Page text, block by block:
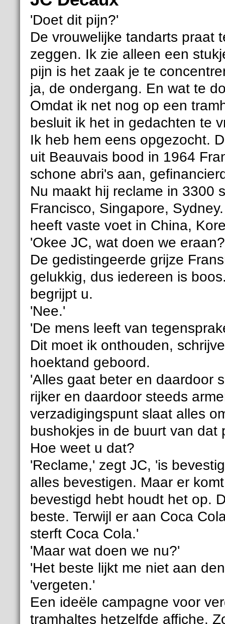
'Doet dit pijn?'
De vrouwelijke tandarts praat
zeggen. Ik zie alleen een
pijn is het zaak je te
ja, de ondergang. En wat te
Omdat ik net nog op een
besluit ik het in gedachten te
Ik heb hem eens opgezocht.
uit Beauvais bood in 1964
schone abri's aan,
Nu maakt hij reclame in 3300
Francisco, Singapore,
heeft vaste voet in China,
'Okee JC, wat doen we
De gedistingeerde grijze
gelukkig, dus iedereen is
begrijpt u.
'Nee.'
'De mens leeft van
Dit moet ik onthouden,
hoektand geboord.
'Alles gaat beter en daardoor
rijker en daardoor steeds
verzadigingspunt slaat alles
bushokjes in de buurt van dat
Hoe weet u dat?
'Reclame,' zegt JC, 'is
alles bevestigen. Maar er
bevestigd hebt houdt het op.
beste. Terwijl er aan Coca
sterft Coca Cola.'
'Maar wat doen we nu?'
'Het beste lijkt me niet aan
'vergeten.'
Een ideële campagne voor
tramhaltes hetzelfde affiche.